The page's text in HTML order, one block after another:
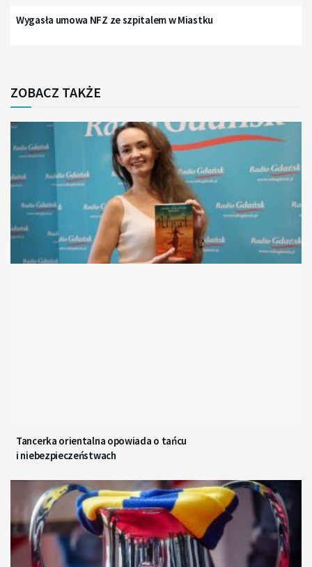
Wygasła umowa NFZ ze szpitalem w Miastku
ZOBACZ TAKŻE
Tancerka orientalna opowiada o tańcu
i niebezpieczeństwach